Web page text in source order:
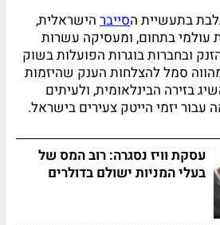
בתעשיית הסייבר הישראלית,
עולמי בתחום, ומעסיקה עשרות
ובחברות בוגרות הפועלות בשוק
סמל להצלחות הענק שהיזמות
בזירה הבינלאומית, ולעיתים
יזמי הייטק צעירים בישראל.
עסקת וויז נסגרה: רוב המס של
בעלי המניות ישולם בדולרים